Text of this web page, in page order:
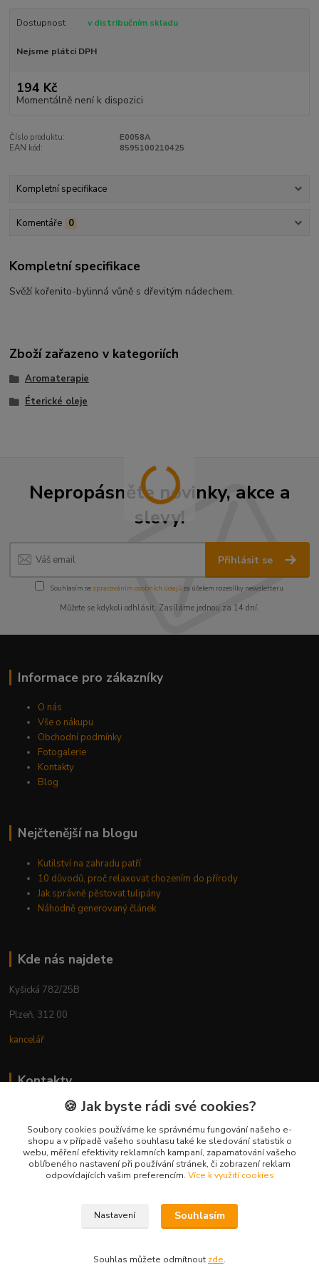
Dostupnost v distribučním skladu
Nejsme plátci DPH
194 Kč
Momentálně není k dispozici
Číslo produktu:
E0058A
EAN kód:
8595100210425
Kompletní specifikace
Komentáře 0
Kompletní specifikace
Svěží kořenito-bylinná vůně s dřevitým nádechem.
Zboží zařazeno v kategoriích
Aromaterapie
Éterické oleje
Nepropásněte novinky, akce a
slevy!
Přihlásit se
Souhlasím se zpracováním osobních údajůza účelem rozesílky newsletteru.
Můžete se kdykoli odhlásit. Zasíláme jednou za 14 dní.
Informace pro zákazníky
O nás
Vše o nákupu
Obchodní podmínky
Fotogalerie
Kontakty
Blog
Nejčtenější na blogu
Kutilství na zahradu patří
10 důvodů, proč relaxovat chozením do přírody
Jak správně pěstovat tulipány
Náhodně generovaný článek
Kde nás najdete
Kyšická 782/25B
Plzeň, 312 00
kancelář
Kontakty
Ing. Michal Vaněk
+420 603 332 100
(Po-Pá, 10-17 hod.)
info@vyhodnynakup.eu
🍪 Jak byste rádi své cookies?
Soubory cookies používáme ke správnému fungování našeho e-
shopu a v případě vašeho souhlasu také ke sledování statistik o
webu, měření efektivity reklamních kampaní, zapamatování vašeho
oblíbeného nastavení při používání stránek, či zobrazení reklam
odpovídajících vašim preferencím. Více k využití cookies
Nastavení Souhlasím
Souhlas můžete odmítnout zde.